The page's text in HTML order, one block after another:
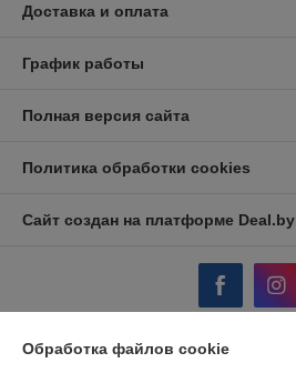
Доставка и оплата
График работы
Полная версия сайта
Политика обработки cookies
Сайт создан на платформе Deal.by
Обработка файлов cookie